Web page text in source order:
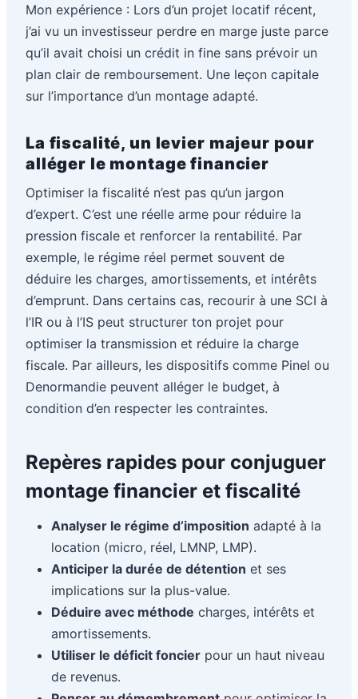
Mon expérience : Lors d’un projet locatif récent,
j’ai vu un investisseur perdre en marge juste parce
qu’il avait choisi un crédit in fine sans prévoir un
plan clair de remboursement. Une leçon capitale
sur l’importance d’un montage adapté.
La fiscalité, un levier majeur pour
alléger le montage financier
Optimiser la fiscalité n’est pas qu’un jargon
d’expert. C’est une réelle arme pour réduire la
pression fiscale et renforcer la rentabilité. Par
exemple, le régime réel permet souvent de
déduire les charges, amortissements, et intérêts
d’emprunt. Dans certains cas, recourir à une SCI à
l’IR ou à l’IS peut structurer ton projet pour
optimiser la transmission et réduire la charge
fiscale. Par ailleurs, les dispositifs comme Pinel ou
Denormandie peuvent alléger le budget, à
condition d’en respecter les contraintes.
Repères rapides pour conjuguer
montage financier et fiscalité
Analyser le régime d’imposition adapté à la
location (micro, réel, LMNP, LMP).
Anticiper la durée de détention et ses
implications sur la plus-value.
Déduire avec méthode charges, intérêts et
amortissements.
Utiliser le déficit foncier pour un haut niveau
de revenus.